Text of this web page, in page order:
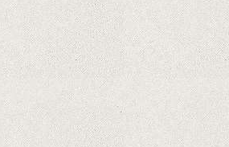
reglementează în favoarea
Java Fight
Google nu se mai pot instala pe
Huawei cu procesoare Kirin